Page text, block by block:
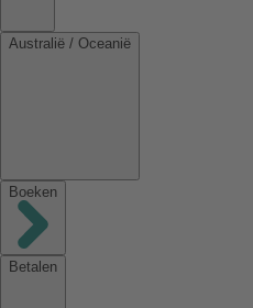
Australië / Oceanië
Boeken
Betalen